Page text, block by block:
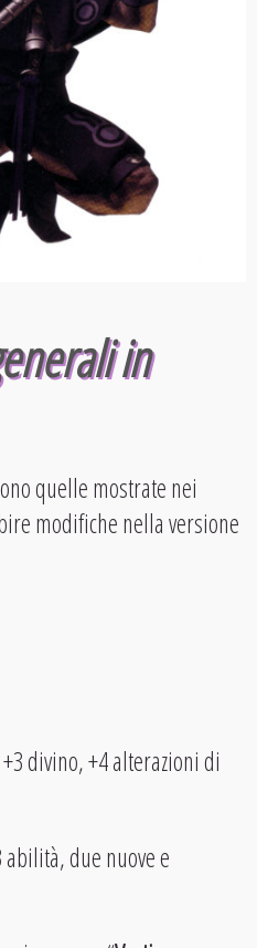
in
quelle mostrate nei
modifiche nella versione
divino, +4 alterazioni di
abilità, due nuove e